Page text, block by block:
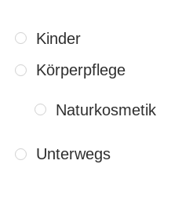
Kinder
Körperpflege
Naturkosmetik
Unterwegs